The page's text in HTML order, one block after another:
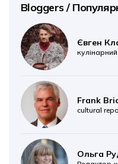
Bloggers /
Євген
Frank
cultural
Ольга